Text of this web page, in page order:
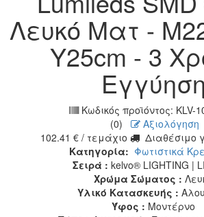
Λευκό Ματ -
Υ25cm - 3
Εγγύηση
Κωδικός προϊόντος: KLV-
(0)
Αξιολόγηση
102.41 € / τεμάχιο
Διαθέσιμο
Κατηγορία: Φωτιστικά
Σειρά : kelvo® LIGHTING |
Χρώμα Σώματος :
Υλικό Κατασκευής :
Ύφος : Μοντέρνο